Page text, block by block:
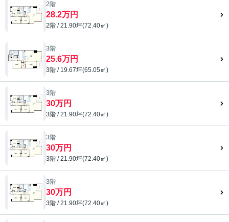
2階
28.2万円
2階 / 21.90坪(72.40㎡)
3階
25.6万円
3階 / 19.67坪(65.05㎡)
3階
30万円
3階 / 21.90坪(72.40㎡)
3階
30万円
3階 / 21.90坪(72.40㎡)
3階
30万円
3階 / 21.90坪(72.40㎡)